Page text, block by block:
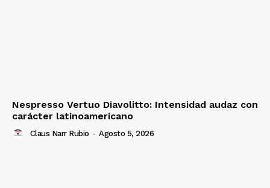
Nespresso Vertuo Diavolitto: Intensidad audaz con
carácter latinoamericano
Claus Narr Rubio - Agosto 5, 2026